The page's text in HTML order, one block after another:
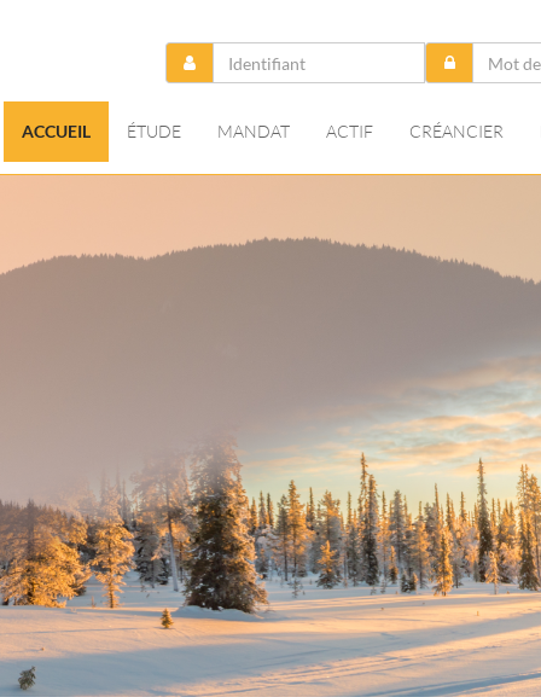
ACCUEIL ÉTUDE MANDAT ACTIF CRÉANCIER